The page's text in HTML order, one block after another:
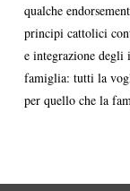
qualche
principi cattolici
e integrazione
famiglia: tutti la
per quello che la